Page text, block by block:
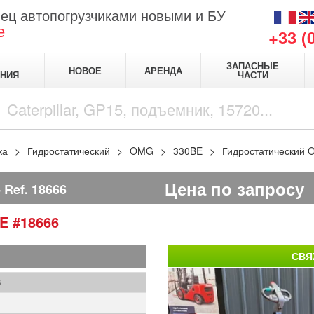
автопогрузчиками новыми и БУ
+33
НОВОЕ АРЕНДА ЗАПАСНЫЕ
ЧАСТИ
Гидростатический OMG 330BE Гидростатический
Ref. 18666 Цена по запросу
#18666